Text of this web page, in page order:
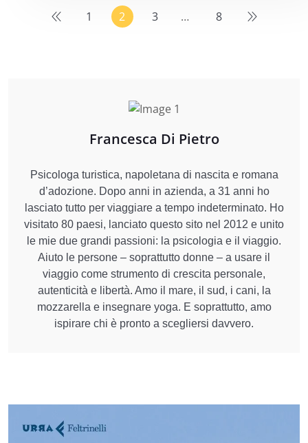
1 2 3 … 8
Francesca Di Pietro
Psicologa turistica, napoletana di nascita e romana
d’adozione. Dopo anni in azienda, a 31 anni ho
lasciato tutto per viaggiare a tempo indeterminato. Ho
visitato 80 paesi, lanciato questo sito nel 2012 e unito
le mie due grandi passioni: la psicologia e il viaggio.
Aiuto le persone – soprattutto donne – a usare il
viaggio come strumento di crescita personale,
autenticità e libertà. Amo il mare, il sud, i cani, la
mozzarella e insegnare yoga. E soprattutto, amo
ispirare chi è pronto a scegliersi davvero.